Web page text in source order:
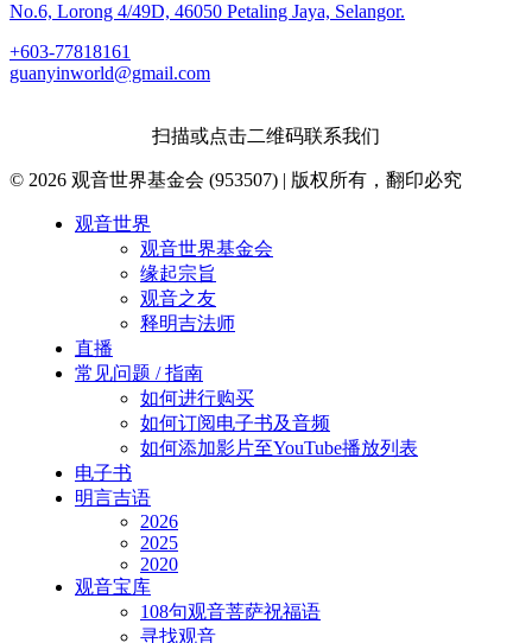
No.6, Lorong 4/49D, 46050 Petaling Jaya, Selangor.
+603-77818161
guanyinworld@gmail.com
扫描或点击二维码联系我们
© 2026 观音世界基金会 (953507) | 版权所有，翻印必究
观音世界
观音世界基金会
缘起宗旨
观音之友
释明吉法师
直播
常见问题 / 指南
如何进行购买
如何订阅电子书及音频
如何添加影片至YouTube播放列表
电子书
明言吉语
2026
2025
2020
观音宝库
108句观音菩萨祝福语
寻找观音